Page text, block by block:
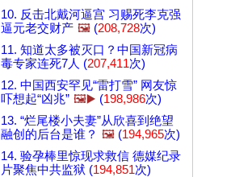
10. 反击北戴河逼宫 习赐死李克强
逼元老交财产 🖼️ (208,728次)
11. 知道太多被灭口？中国新冠病
毒专家连死7人 (207,411次)
12. 中国西安罕见“雷打雪” 网友惊
吓想起“凶兆” 🖼️▶️ (198,986次)
13. “烂尾楼小夫妻”从欣喜到绝望
融创的后台是谁？ 🖼️ (194,965次)
14. 验孕棒里惊现求救信 德媒纪录
片聚焦中共监狱 (194,851次)